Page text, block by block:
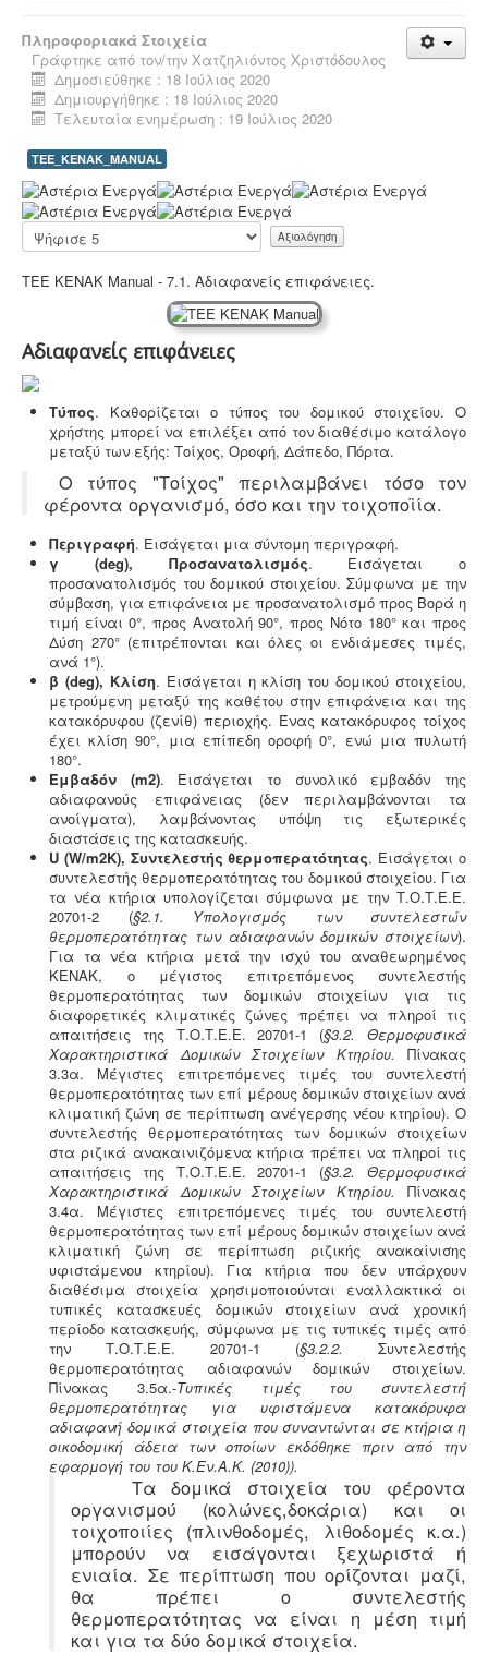
περισσότερα είδη επιχειρήσεων προκειμένου να
εγκατασταθούν ή συνεχίσουν να λειτουργούν
χρειάζονται περιβαλλοντική άδεια σε ισχύ. Η άδεια
εκδίδεται μετά από την έγκριση της σχετικής μελέτης
περιβαλλοντικών επιπτώσεων.
ηλεκτροδότηση αγροτικών γεωτρήσεων ή
εγκαταστάσεων και την εφαρμογή χαμηλού αγροτικού
τιμολογίου είναι υποχρεωτική η έκδοση άδειας χρήσης
νερού και του Δελτίου Γεωργοτεχνικών και
Γεωργοοικονομικών Στοιχείων..
Συλλογή - μεταφορά και επεξεργασία ζωικών
υποπροϊόντων - Η διαχείριση ζωικών υποπροϊόντων
διέπεται από τον Κανονισμό (ΕΚ) αριθ. 1069/2009 και
αρμόδιες είναι οι κτηνιατρικές υπηρεσίες. Τα
αδρανοποιημένα ζωικά υποπροϊόντα θεωρούνται μη
επικίνδυνα απόβλητα και περιλαμβάνονται στον
κατάλογο ΕΚΑ.
Σύστημα διαχείρισης ποιότητας ISO - Πολλές
επιχειρήσεις προκειμένου να είναι ελκυστικές στο
πελατειακό κοινό χρειάζεται να πιστοποιηθούν κατά
ISO. Αυτό είτε απαιτείται για δουλειές με το δημόσιο
(δημοπρασίες) ή από τη νομοθεσία (τρόφιμα-ποτά) ή
αποτελεί κανόνα της αγοράς (εξαγωγές). Κλειδί στην
διαδικασία είναι η μελέτη διαχείρισης ποιότητας.
Τακτοποίηση εξ αδιαιρέτου εκτός σχεδίου - Σύμφωνα
με τις από 12-06-2018 νέες διατάξεις του νόμου
4495/2017 τα εκτός σχεδίου εξ αδιαιρέτου μπορούν να
προχωρήσουν σε σύσταση διαίρεσης ιδιοκτησίας
κατόπιν αγωγής στο πρωτοδικείο από το 65% των
συνιδιοκτητών..
Κτηματολόγιο -
Η υποβολή δηλώσεων στο
κτηματολόγιο ξεκίνησε, ένας τρόπος για να
αποφευχθεί η ταλαιπωρία είναι να υποβληθεί η
δήλωση ηλεκτρονικά μέσω ίντερνετ.
Ενεργειακά πιστοποιητικά - Όλες οι αγοραπωλησίες,
μισθώσεις, ανακαινίσεις και μονώσεις κατοικιών -
επαγγελματικών χώρων προαπαιτούν την ύπαρξη
ενεργειακού πιστοποιητικού
Πληροφοριακά Στοιχεία
Γράφτηκε από τον/την Χατζηλιόντος Χριστόδουλος
Δημοσιεύθηκε : 18 Ιούλιος 2020
Δημιουργήθηκε : 18 Ιούλιος 2020
Τελευταία ενημέρωση : 19 Ιούλιος 2020
TEE_KENAK_MANUAL
Α
ξ
ι
ο
ό
σ
η
Χ
Παρακαλώ
αξιολογήστε
ΤΕΕ ΚΕΝΑΚ Manual - 7.1. Αδιαφανείς επιφάνειες.
Αδιαφανείς επιφάνειες
Τύπος. Καθορίζεται ο τύπος του δομικού στοιχείου. Ο
χρήστης μπορεί να επιλέξει από τον διαθέσιμο κατάλογο
μεταξύ των εξής: Τοίχος, Οροφή, Δάπεδο, Πόρτα.
Ο τύπος "Τοίχος" περιλαμβάνει τόσο τον
φέροντα οργανισμό, όσο και την τοιχοποϊία.
Περιγραφή. Εισάγεται μια σύντομη περιγραφή.
γ (deg), Προσανατολισμός. Εισάγεται ο
προσανατολισμός του δομικού στοιχείου. Σύμφωνα με την
σύμβαση, για επιφάνεια με προσανατολισμό προς Βορά η
τιμή είναι 0°, προς Ανατολή 90°, προς Νότο 180° και προς
Δύση 270° (επιτρέπονται και όλες οι ενδιάμεσες τιμές,
ανά 1°).
β (deg), Κλίση. Εισάγεται η κλίση του δομικού στοιχείου,
μετρούμενη μεταξύ της καθέτου στην επιφάνεια και της
κατακόρυφου (ζενίθ) περιοχής. Ένας κατακόρυφος τοίχος
έχει κλίση 90°, μια επίπεδη οροφή 0°, ενώ μια πυλωτή
180°.
Εμβαδόν (m2). Εισάγεται το συνολικό εμβαδόν της
αδιαφανούς επιφάνειας (δεν περιλαμβάνονται τα
ανοίγματα), λαμβάνοντας υπόψη τις εξωτερικές
διαστάσεις της κατασκευής.
U (W/m2K), Συντελεστής θερμοπερατότητας. Εισάγεται ο
συντελεστής θερμοπερατότητας του δομικού στοιχείου. Για
τα νέα κτήρια υπολογίζεται σύμφωνα με την Τ.Ο.Τ.Ε.Ε.
20701-2 (§2.1. Υπολογισμός των συντελεστών
θερμοπερατότητας των αδιαφανών δομικών στοιχείων).
Για τα νέα κτήρια μετά την ισχύ του αναθεωρημένος
ΚΕΝΑΚ, ο μέγιστος επιτρεπόμενος συντελεστής
θερμοπερατότητας των δομικών στοιχείων για τις
διαφορετικές κλιματικές ζώνες πρέπει να πληροί τις
απαιτήσεις της Τ.Ο.Τ.Ε.Ε. 20701-1 (§3.2.
Θερμοφυσικά
Χαρακτηριστικά Δομικών Στοιχείων Κτηρίου.
Πίνακας
3.3α. Μέγιστες επιτρεπόμενες τιμές του συντελεστή
θερμοπερατότητας των επί μέρους δομικών στοιχείων ανά
κλιματική ζώνη σε περίπτωση ανέγερσης νέου κτηρίου). Ο
συντελεστής θερμοπερατότητας των δομικών στοιχείων
στα ριζικά ανακαινιζόμενα κτήρια πρέπει να πληροί τις
απαιτήσεις της Τ.Ο.Τ.Ε.Ε. 20701-1 (§3.2.
Θερμοφυσικά
Χαρακτηριστικά Δομικών Στοιχείων Κτηρίου.
Πίνακας
3.4α. Μέγιστες επιτρεπόμενες τιμές του συντελεστή
θερμοπερατότητας των επί μέρους δομικών στοιχείων ανά
κλιματική ζώνη σε περίπτωση ριζικής ανακαίνισης
υφιστάμενου κτηρίου). Για κτήρια που δεν υπάρχουν
διαθέσιμα στοιχεία χρησιμοποιούνται εναλλακτικά οι
τυπικές κατασκευές δομικών στοιχείων ανά χρονική
περίοδο κατασκευής, σύμφωνα με τις τυπικές τιμές από
την Τ.Ο.Τ.Ε.Ε. 20701-1
(§3.2.2.
Συντελεστής
θερμοπερατότητας αδιαφανών δομικών στοιχείων.
Πίνακας 3.5α.-Τυπικές τιμές του συντελεστή
θερμοπερατότητας για υφιστάμενα κατακόρυφα
αδιαφανή δομικά στοιχεία που συναντώνται σε κτήρια η
οικοδομική άδεια των οποίων εκδόθηκε πριν από την
εφαρμογή του του Κ.Εν.Α.Κ. (2010)).
Τα δομικά στοιχεία του φέροντα
οργανισμού (κολώνες,δοκάρια) και οι
τοιχοποιίες (πλινθοδομές, λιθοδομές κ.α.)
μπορούν να εισάγονται ξεχωριστά ή
ενιαία. Σε περίπτωση που ορίζονται μαζί,
θα πρέπει ο συντελεστής
θερμοπερατότητας να είναι η μέση τιμή
και για τα δύο δομικά στοιχεία.